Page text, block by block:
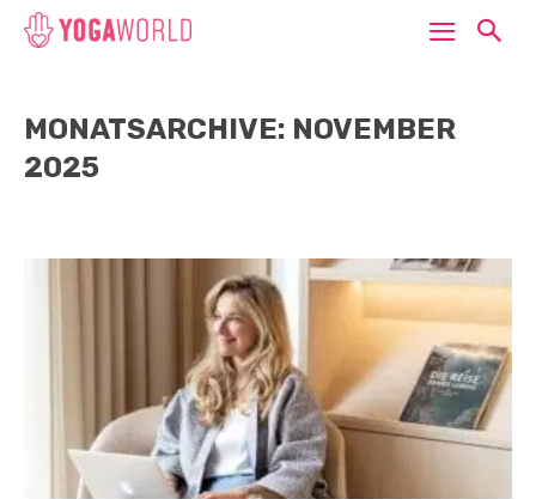
MONATSARCHIVE: NOVEMBER
2025